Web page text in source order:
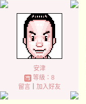
安津
等級：8
留言｜ 加入好友